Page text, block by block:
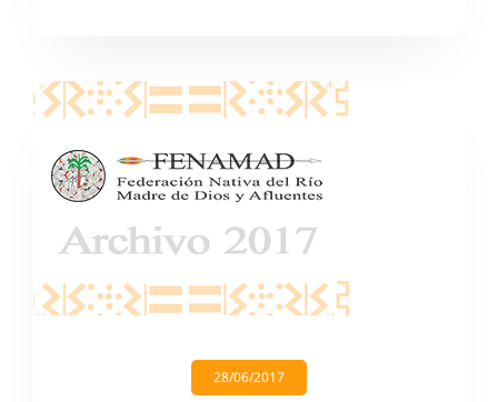
28/06/2017